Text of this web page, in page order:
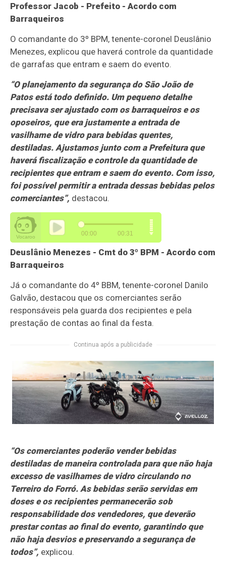
Professor Jacob - Prefeito - Acordo com
Barraqueiros
O comandante do 3º BPM, tenente-coronel Deuslânio
Menezes, explicou que haverá controle da quantidade
de garrafas que entram e saem do evento.
“O planejamento da segurança do São João de
Patos está todo definido. Um pequeno detalhe
precisava ser ajustado com os barraqueiros e os
oposeiros, que era justamente a entrada de
vasilhame de vidro para bebidas quentes,
destiladas. Ajustamos junto com a Prefeitura que
haverá fiscalização e controle da quantidade de
recipientes que entram e saem do evento. Com isso,
foi possível permitir a entrada dessas bebidas pelos
comerciantes”, destacou.
Deuslânio Menezes - Cmt do 3º BPM - Acordo com
Barraqueiros
Já o comandante do 4º BBM, tenente-coronel Danilo
Galvão, destacou que os comerciantes serão
responsáveis pela guarda dos recipientes e pela
prestação de contas ao final da festa.
Continua após a publicidade
“Os comerciantes poderão vender bebidas
destiladas de maneira controlada para que não haja
excesso de vasilhames de vidro circulando no
Terreiro do Forró. As bebidas serão servidas em
doses e os recipientes permanecerão sob
responsabilidade dos vendedores, que deverão
prestar contas ao final do evento, garantindo que
não haja desvios e preservando a segurança de
todos”, explicou.